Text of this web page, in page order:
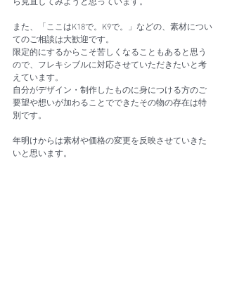
また、「ここはK18で。K9で。」などの、素材につい
てのご相談は大歓迎です。
限定的にするからこそ苦しくなることもあると思う
ので、フレキシブルに対応させていただきたいと考
えています。
自分がデザイン・制作したものに身につける方のご
要望や想いが加わることでできたその物の存在は特
別です。
年明けからは素材や価格の変更を反映させていきた
いと思います。